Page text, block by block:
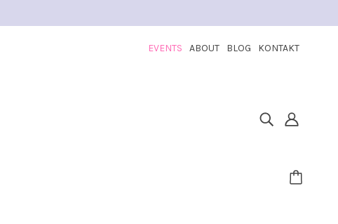
EVENTS ABOUT BLOG KONTAKT